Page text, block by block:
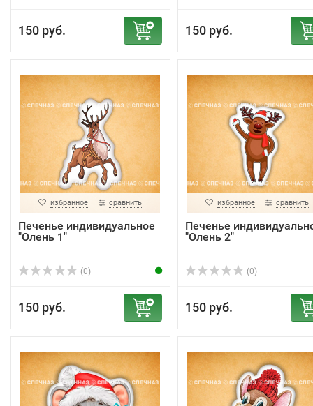
150 руб. 150 руб.
избранное сравнить
Печенье индивидуальное
"Олень 1"
(0)
150 руб.
избранное сравнить
Печенье
"Олень 2"
(0)
150 руб.